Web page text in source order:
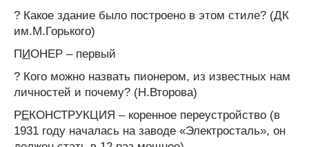
? Какое здание было построено в этом стиле? (ДК
им.М.Горького)
ПИОНЕР – первый
? Кого можно назвать пионером, из известных нам
личностей и почему? (Н.Второва)
РЕКОНСТРУКЦИЯ – коренное переустройство (в
1931 году началась на заводе «Электросталь», он